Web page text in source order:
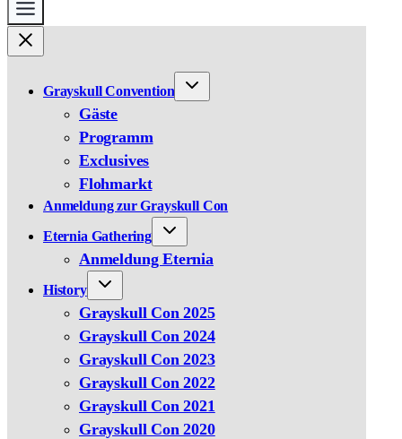
Grayskull Convention
Gäste
Programm
Exclusives
Flohmarkt
Anmeldung zur Grayskull Con
Eternia Gathering
Anmeldung Eternia
History
Grayskull Con 2025
Grayskull Con 2024
Grayskull Con 2023
Grayskull Con 2022
Grayskull Con 2021
Grayskull Con 2020